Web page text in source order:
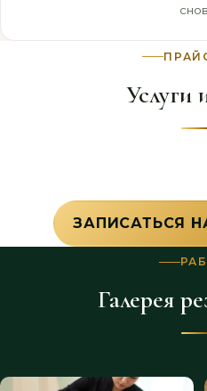
Услуги
ЗАПИСАТЬСЯ
Галерея